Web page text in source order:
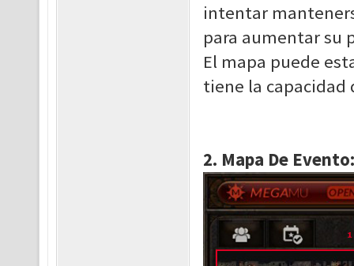
intentar
para aumentar su
El mapa puede
tiene la capacidad
2. Mapa De Evento: